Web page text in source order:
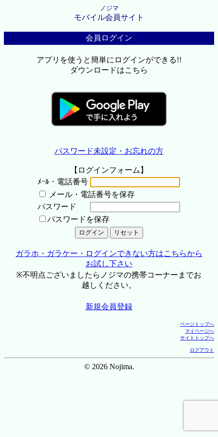
ノジマ
モバイル会員サイト
会員ログイン
アプリを使うと簡単にログインができる!!
ダウンロードはこちら
パスワード未設定・お忘れの方
【ログインフォーム】
ﾒｰﾙ・電話番号
メール・電話番号を保存
パスワード
パスワードを保存
ガラホ・ガラケー・ログインできない方はこちらから
お試し下さい
※不明点ございましたらノジマの携帯コーナーまでお
越しください。
新規会員登録
ページトップへ
マイページへ
サイトトップへ
ログアウト
© 2026 Nojima.